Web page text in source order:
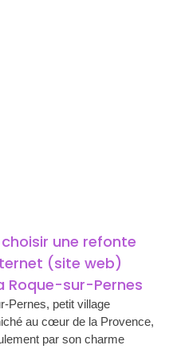
une refonte
(site web)
Roque-sur-Pernes
Pernes, petit village
au cœur de la Provence,
par son charme